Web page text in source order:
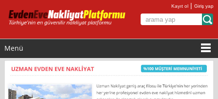
Kayıt ol |Giriş yap
Menü